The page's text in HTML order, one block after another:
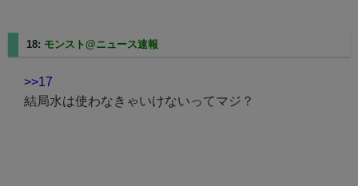
18: モンスト@ニュース速報
>>17
結局水は使わなきゃいけないってマジ？